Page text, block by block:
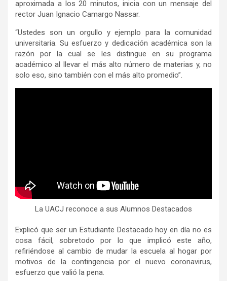
aproximada a los 20 minutos, inicia con un mensaje del
rector Juan Ignacio Camargo Nassar.
“Ustedes son un orgullo y ejemplo para la comunidad
universitaria. Su esfuerzo y dedicación académica son la
razón por la cual se les distingue en su programa
académico al llevar el más alto número de materias y, no
solo eso, sino también con el más alto promedio”.
La UACJ reconoce a sus Alumnos Destacados
Explicó que ser un Estudiante Destacado hoy en día no es
cosa fácil, sobretodo por lo que implicó este año,
refiriéndose al cambio de mudar la escuela al hogar por
motivos de la contingencia por el nuevo coronavirus,
esfuerzo que valió la pena.